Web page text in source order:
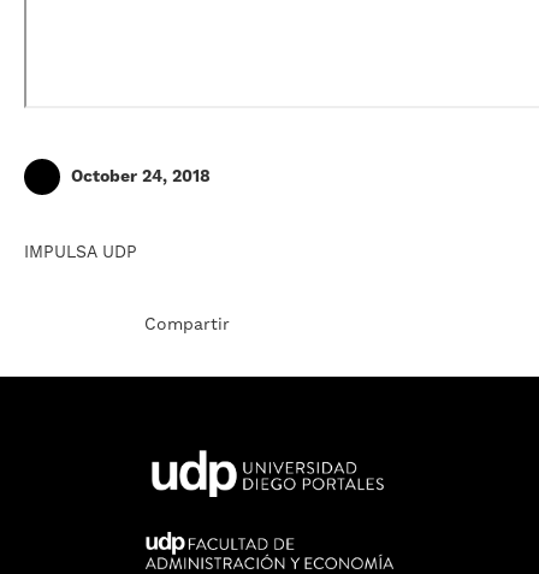
October 24, 2018
IMPULSA UDP
Compartir